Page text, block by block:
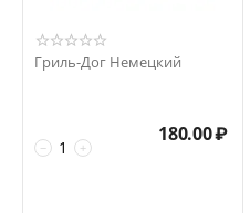
Гриль-Дог Немецкий
+
−
180.00₽